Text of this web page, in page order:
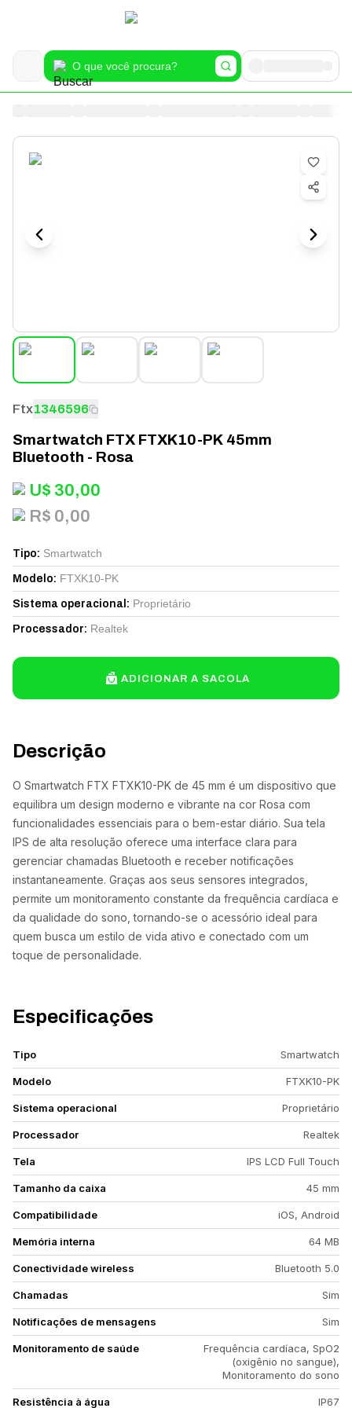
Descrição
O Smartwatch FTX FTXK10-PK de 45 mm é um dispositivo que
equilibra um design moderno e vibrante na cor Rosa com
funcionalidades essenciais para o bem-estar diário. Sua tela
IPS de alta resolução oferece uma interface clara para
gerenciar chamadas Bluetooth e receber notificações
instantaneamente. Graças aos seus sensores integrados,
permite um monitoramento constante da frequência cardíaca e
da qualidade do sono, tornando-se o acessório ideal para
quem busca um estilo de vida ativo e conectado com um
toque de personalidade.
Especificações
Tipo Smartwatch
Modelo FTXK10-PK
Sistema operacional Proprietário
Processador Realtek
Tela IPS LCD Full Touch
Tamanho da caixa 45 mm
Compatibilidade iOS, Android
Memória interna 64 MB
Conectividade wireless Bluetooth 5.0
Chamadas Sim
Notificações de mensagens Sim
Monitoramento de saúde
Frequência cardíaca, SpO2
(oxigênio no sangue),
Monitoramento do sono
Resistência à água IP67
Ftx1346596
Smartwatch FTX FTXK10-PK 45mm
Bluetooth - Rosa
U$ 30,00
R$ 0,00
Tipo: Smartwatch
Modelo: FTXK10-PK
Sistema operacional : Proprietário
Processador: Realtek
ADICIONAR A SACOLA